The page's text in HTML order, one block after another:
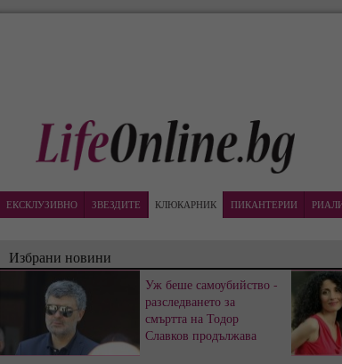
ЕКСКЛУЗИВНО ЗВЕЗДИТЕ КЛЮКАРНИК ПИКАНТЕРИИ
Избрани новини
Уж беше самоубийство -
разследването за
смъртта на Тодор
Славков продължава